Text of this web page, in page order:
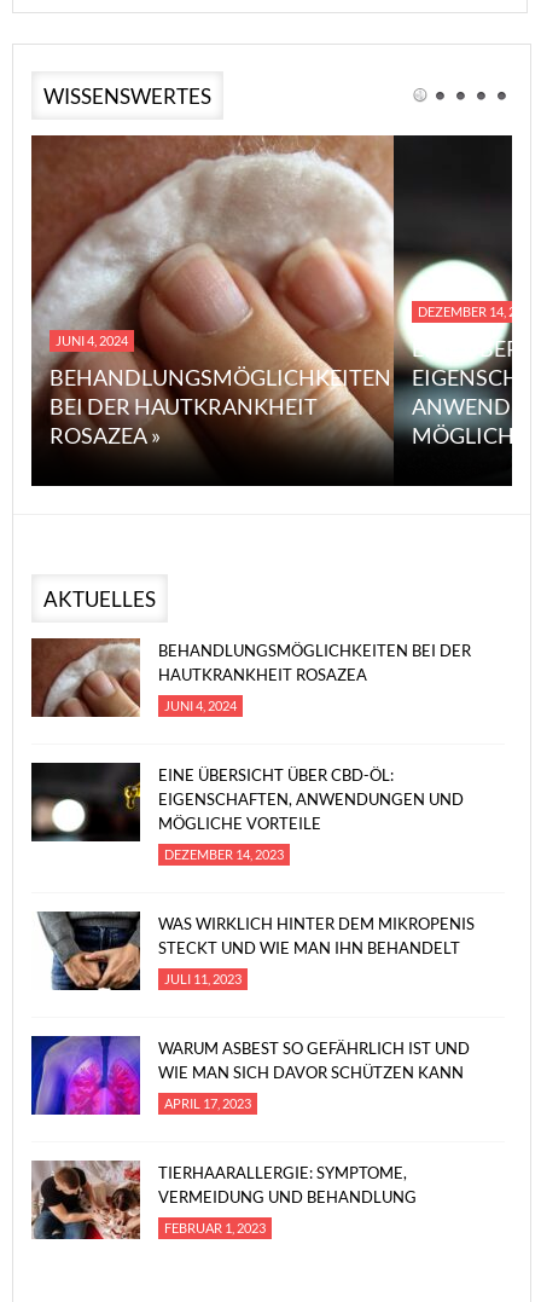
WISSENSWERTES
JUNI 4, 2024
BEHANDLUNGSMÖGLICHKEITEN
BEI DER HAUTKRANKHEIT
ROSAZEA »
DEZEMBER 14, 2023
EINE
MÖGLICHE
AKTUELLES
BEHANDLUNGSMÖGLICHKEITEN BEI DER
HAUTKRANKHEIT ROSAZEA
JUNI 4, 2024
EINE ÜBERSICHT ÜBER CBD-ÖL:
EIGENSCHAFTEN, ANWENDUNGEN UND
MÖGLICHE VORTEILE
DEZEMBER 14, 2023
WAS WIRKLICH HINTER DEM MIKROPENIS
STECKT UND WIE MAN IHN BEHANDELT
JULI 11, 2023
WARUM ASBEST SO GEFÄHRLICH IST UND
WIE MAN SICH DAVOR SCHÜTZEN KANN
APRIL 17, 2023
TIERHAARALLERGIE: SYMPTOME,
VERMEIDUNG UND BEHANDLUNG
FEBRUAR 1, 2023